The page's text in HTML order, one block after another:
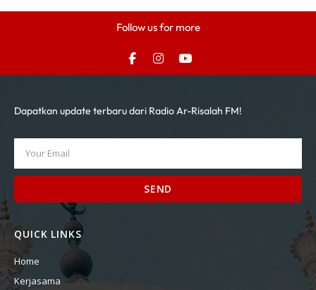
Follow us for more
QUICK LINKS
Home
Kerjasama
Dapatkan update terbaru dari Radio Ar-Risalah FM!
SEND